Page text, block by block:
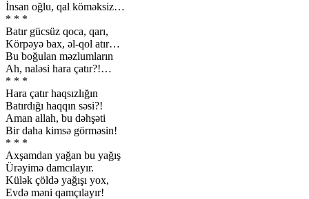
İnsan oğlu, qal köməksiz…
* * *
Batır gücsüz qoca, qarı,
Körpəyə bax, əl-qol atır…
Bu boğulan məzlumların
Ah, naləsi hara çatır?!…
* * *
Hara çatır haqsızlığın
Batırdığı haqqın səsi?!
Aman allah, bu dəhşəti
Bir daha kimsə görməsin!
* * *
Axşamdan yağan bu yağış
Ürəyimə damcılayır.
Külək çöldə yağışı yox,
Evdə məni qamçılayır!